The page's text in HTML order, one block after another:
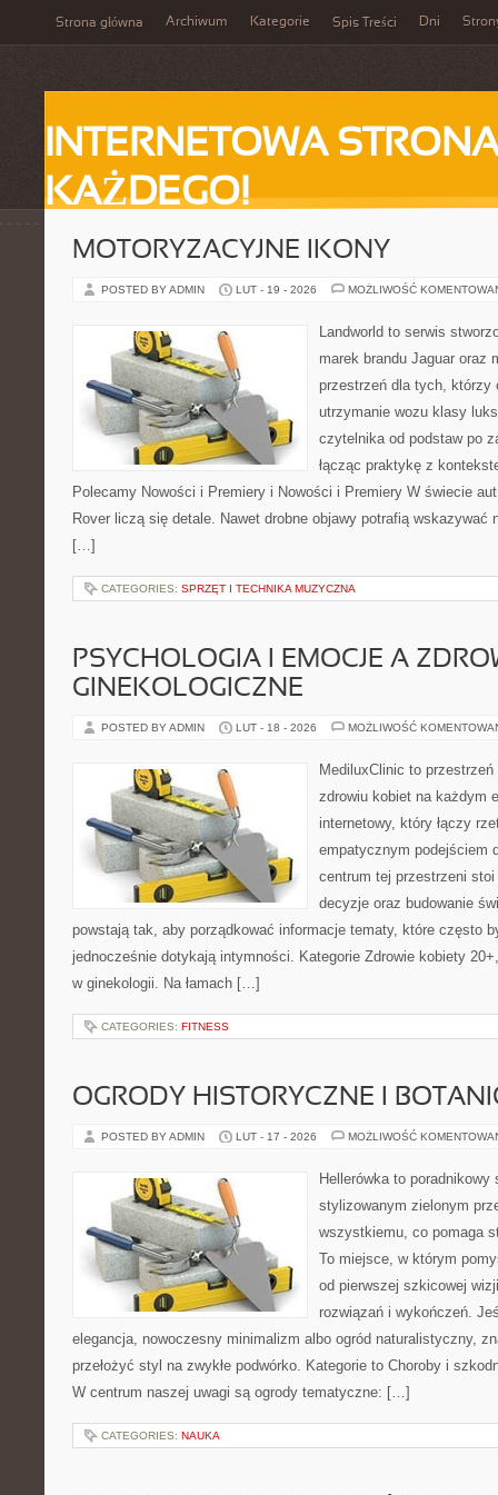
Strona główna Archiwum Kategorie Spis Treści Dni
INTERNETOWA
KAŻDEGO!
MOTORYZACYJNE IKONY
POSTED BY ADMIN LUT - 19 - 2026 MOŻLIWOŚĆ
Landworld to serwis
marek brandu Jaguar oraz
przestrzeń dla tych, którzy
utrzymanie wozu klasy
czytelnika od podstaw po
łącząc praktykę z
Polecamy Nowości i Premiery i Nowości i Premiery W świecie
Rover liczą się detale. Nawet drobne objawy potrafią wskazywać
[…]
CATEGORIES: SPRZĘT I TECHNIKA MUZYCZNA
PSYCHOLOGIA I EMOCJE A
GINEKOLOGICZNE
POSTED BY ADMIN LUT - 18 - 2026 MOŻLIWOŚĆ
MediluxClinic to
zdrowiu kobiet na każdym
internetowy, który łączy
empatycznym podejściem
centrum tej przestrzeni
decyzje oraz budowanie
powstają tak, aby porządkować informacje tematy, które często
jednocześnie dotykają intymności. Kategorie Zdrowie kobiety
w ginekologii. Na łamach […]
CATEGORIES: FITNESS
OGRODY HISTORYCZNE I
POSTED BY ADMIN LUT - 17 - 2026 MOŻLIWOŚĆ
Hellerówka to poradnikowy
stylizowanym zielonym
wszystkiemu, co pomaga
To miejsce, w którym
od pierwszej szkicowej
rozwiązań i wykończeń.
elegancja, nowoczesny minimalizm albo ogród naturalistyczny,
przełożyć styl na zwykłe podwórko. Kategorie to Choroby i
W centrum naszej uwagi są ogrody tematyczne: […]
CATEGORIES: NAUKA